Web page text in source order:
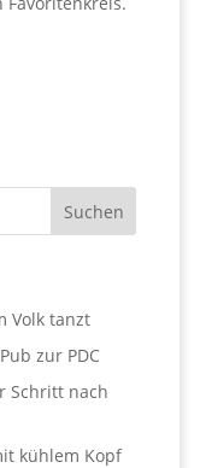
Volk tanzt
zur PDC
Schritt nach
kühlem Kopf